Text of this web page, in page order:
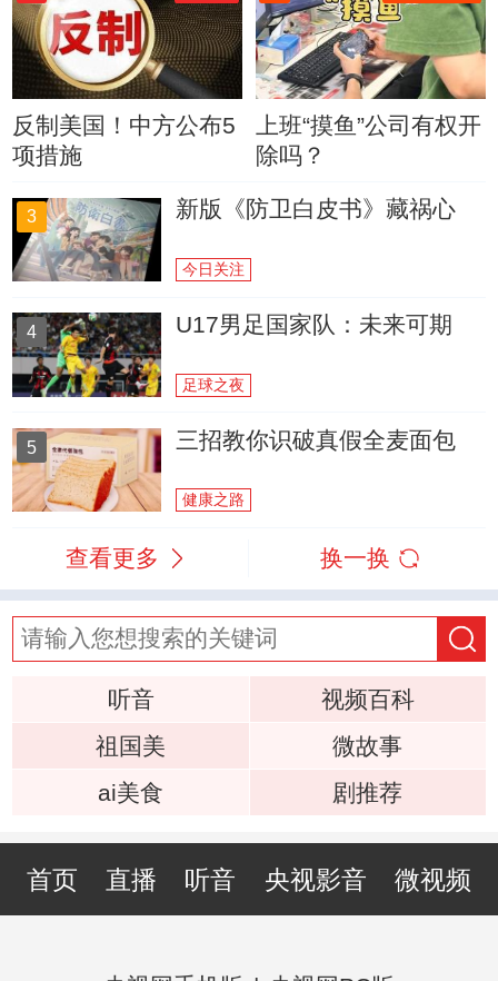
反制美国！中方公布5
项措施
上班“摸鱼”公司有权开
除吗？
3 新版《防卫白皮书》藏祸心
今日关注
4 U17男足国家队：未来可期
足球之夜
5 三招教你识破真假全麦面包
健康之路
查看更多 换一换
听音
视频百科
祖国美
微故事
ai美食
剧推荐
首页 直播 听音 央视影音 微视频